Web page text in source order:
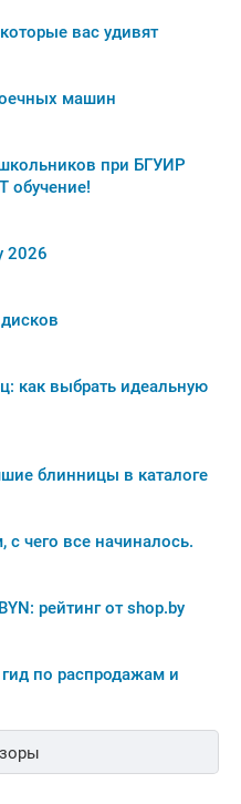
вас удивят
машин
при БГУИР
обучение!
2026
как выбрать идеальную
блинницы в каталоге
чего все начиналось.
рейтинг от shop.by
по распродажам и